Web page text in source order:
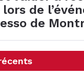
de
de